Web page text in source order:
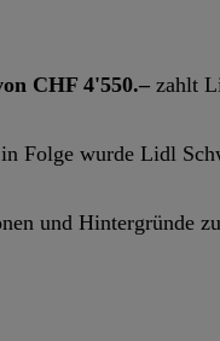
CHF 4'550.– zahlt
in Folge wurde Lidl
und Hintergründe